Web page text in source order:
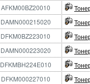
AFKM00BZ20010
DAMN000215020
DFKM0BZ223010
DAMN000223020
DFKMBH224E010
DFKM000227010